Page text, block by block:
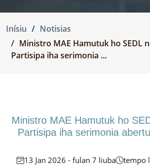
Inísiu
Notisias
Ministro MAE Hamutuk ho SEDL
Partisipa iha serimonia ...
Ministro MAE Hamutuk ho
Partisipa iha serimonia
13 Jan 2026 - fulan 7 liuba tempo